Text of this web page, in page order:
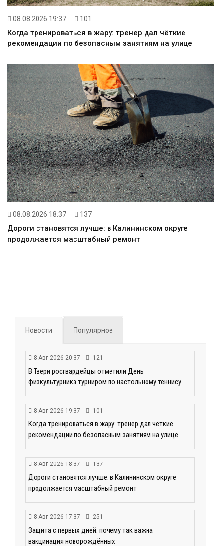
08.08.2026 19:37 101
Когда тренироваться в жару: тренер дал чёткие
рекомендации по безопасным занятиям на улице
08.08.2026 18:37 137
Дороги становятся лучше: в Калининском округе
продолжается масштабный ремонт
Новости Популярное
8 Авг 2026 20:37 121
В Твери росгвардейцы отметили День
физкультурника турниром по настольному теннису
8 Авг 2026 19:37 101
Когда тренироваться в жару: тренер дал чёткие
рекомендации по безопасным занятиям на улице
8 Авг 2026 18:37 137
Дороги становятся лучше: в Калининском округе
продолжается масштабный ремонт
8 Авг 2026 17:37 251
Защита с первых дней: почему так важна
вакцинация новорождённых